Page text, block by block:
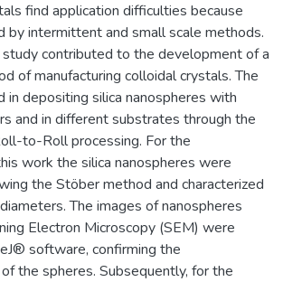
find application difficulties because
by intermittent and small scale methods.
study contributed to the development of a
of manufacturing colloidal crystals. The
in depositing silica nanospheres with
and in different substrates through the
to-Roll processing. For the
work the silica nanospheres were
the Stöber method and characterized
The images of nanospheres
Electron Microscopy (SEM) were
software, confirming the
the spheres. Subsequently, for the